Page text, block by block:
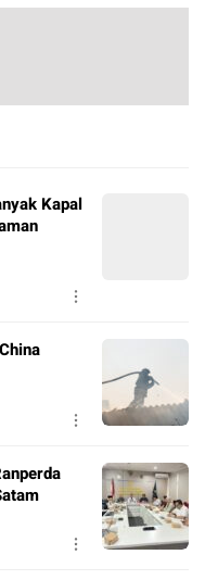
Kapal